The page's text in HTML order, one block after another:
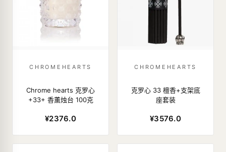
CHROMEHEARTS
Chrome hearts 克罗心
+33+ 香薰烛台 100克
¥2376.0
CHROMEHEARTS
克罗心 33 檀香+支架底
座套装
¥3576.0